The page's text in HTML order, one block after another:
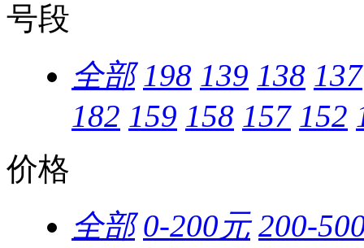
号段
全部 198 139 138 137
182 159 158 157 152
价格
全部 0-200元 200-